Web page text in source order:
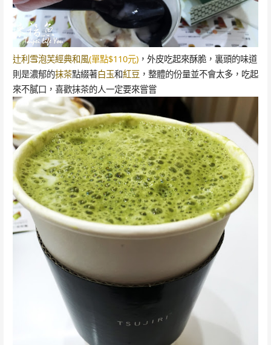
辻利雪泡芙經典和風(單點$110元)，外皮吃起來酥脆，裏頭的味道
則是濃郁的抹茶點綴著白玉和紅豆，整體的份量並不會太多，吃起
來不膩口，喜歡抹茶的人一定要來嘗嘗